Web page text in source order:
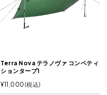
Terra Nova テラノヴァ コンペティ
ションタープ1
¥11,000 税込